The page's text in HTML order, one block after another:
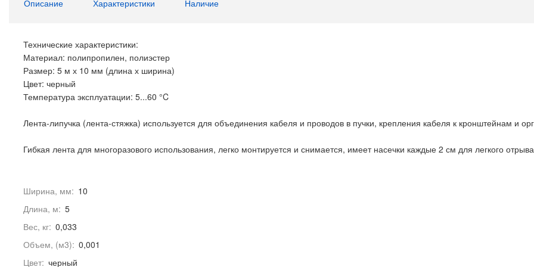
Описание Характеристики Наличие
Технические характеристики:
Материал: полипропилен, полиэстер
Размер: 5 м х 10 мм (длина х ширина)
Цвет: черный
Температура эксплуатации: 5...60 °C
Лента-липучка (лента-стяжка) используется для объединения кабеля и проводов в пучки, крепления кабеля к кронштейнам и
Гибкая лента для многоразового использования, легко монтируется и снимается, имеет насечки каждые 2 см для легкого отрыва
Ширина, мм: 10
Длина, м: 5
Вес, кг: 0,033
Объем, (м3): 0,001
Цвет: черный